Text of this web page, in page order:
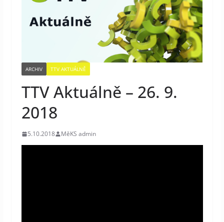
ARCHIV TTV AKTUÁLNĚ
TTV Aktuálně – 26. 9.
2018
5.10.2018 MěKS admin